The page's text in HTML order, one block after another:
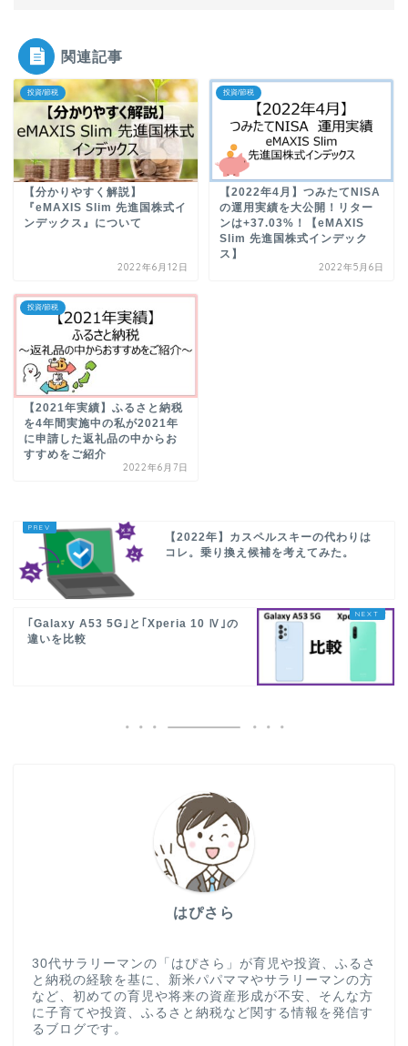
関連記事
投資/節税
【分かりやすく解説】
『eMAXIS Slim 先進国株式イ
ンデックス』について
2022年6月12日
投資/節税
【2022年4月】つみたてNISA
の運用実績を大公開！リター
ンは+37.03%！【eMAXIS
Slim 先進国株式インデック
ス】
2022年5月6日
投資/節税
【2021年実績】ふるさと納税
を4年間実施中の私が2021年
に申請した返礼品の中からお
すすめをご紹介
2022年6月7日
【2022年】カスペルスキーの代わりは
コレ。乗り換え候補を考えてみた。
｢Galaxy A53 5G｣と｢Xperia 10 Ⅳ｣の
違いを比較
はぴさら
30代サラリーマンの「はぴさら」が育児や投資、ふるさ
と納税の経験を基に、新米パパママやサラリーマンの方
など、初めての育児や将来の資産形成が不安、そんな方
に子育てや投資、ふるさと納税など関する情報を発信す
るブログです。